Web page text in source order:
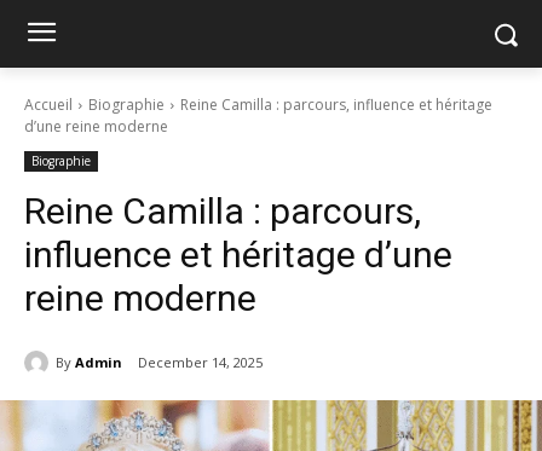
Accueil Biographie
Reine Camilla : parcours, influence et héritage
d’une reine moderne
Biographie
Reine Camilla : parcours,
influence et héritage d’une
reine moderne
By Admin December 14, 2025